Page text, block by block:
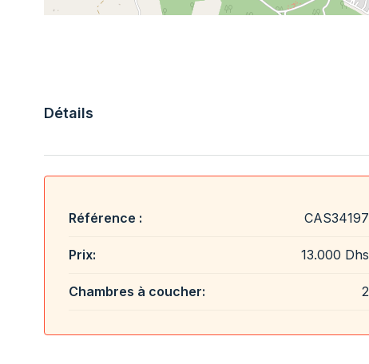
Détails
Référence : CAS34197
Prix: 13.000 Dhs
Chambres à coucher: 2